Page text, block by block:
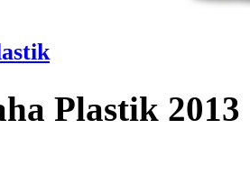
Plastik 2013